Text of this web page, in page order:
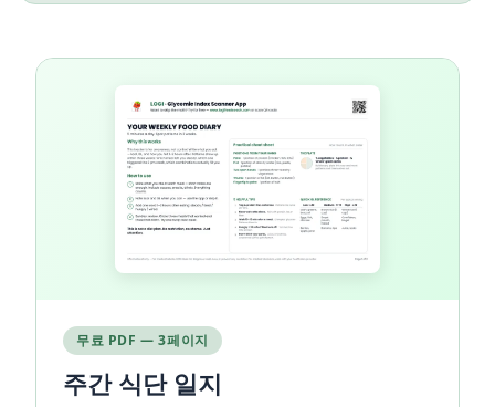
무료 PDF — 3페이지
주간 식단 일지